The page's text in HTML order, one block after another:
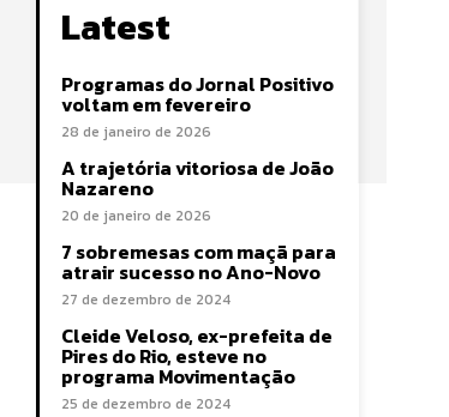
Latest
Programas do Jornal Positivo
voltam em fevereiro
28 de janeiro de 2026
A trajetória vitoriosa de João
Nazareno
20 de janeiro de 2026
7 sobremesas com maçã para
atrair sucesso no Ano-Novo
27 de dezembro de 2024
Cleide Veloso, ex-prefeita de
Pires do Rio, esteve no
programa Movimentação
25 de dezembro de 2024